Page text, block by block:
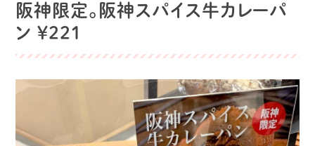
阪神限定。阪神スパイス牛カレーパ
ン ￥221